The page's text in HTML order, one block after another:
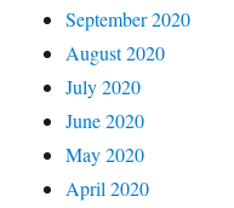
September 2020
August 2020
July 2020
June 2020
May 2020
April 2020